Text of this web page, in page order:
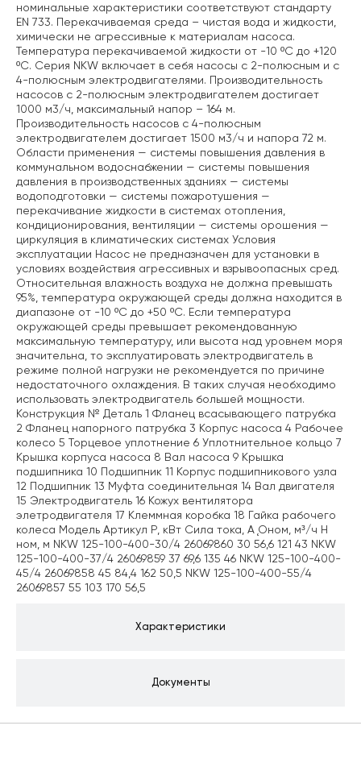
Характеристики
Документы
номинальные характеристики соответствуют стандарту
EN 733. Перекачиваемая среда – чистая вода и жидкости,
химически не агрессивные к материалам насоса.
Температура перекачиваемой жидкости от -10 ºС до +120
ºС. Серия NKW включает в себя насосы с 2-полюсным и с
4-полюсным электродвигателями. Производительность
насосов с 2-полюсным электродвигателем достигает
1000 м3/ч, максимальный напор – 164 м.
Производительность насосов с 4-полюсным
электродвигателем достигает 1500 м3/ч и напора 72 м.
Области применения — системы повышения давления в
коммунальном водоснабжении — системы повышения
давления в производственных зданиях — системы
водоподготовки — системы пожаротушения —
перекачивание жидкости в системах отопления,
кондиционирования, вентиляции — системы орошения —
циркуляция в климатических системах Условия
эксплуатации Насос не предназначен для установки в
условиях воздействия агрессивных и взрывоопасных сред.
Относительная влажность воздуха не должна превышать
95%, температура окружающей среды должна находится в
диапазоне от -10 ºС до +50 ºС. Если температура
окружающей среды превышает рекомендованную
максимальную температуру, или высота над уровнем моря
значительна, то эксплуатировать электродвигатель в
режиме полной нагрузки не рекомендуется по причине
недостаточного охлаждения. В таких случая необходимо
использовать электродвигатель большей мощности.
Конструкция № Деталь 1 Фланец всасывающего патрубка
2 Фланец напорного патрубка 3 Корпус насоса 4 Рабочее
колесо 5 Торцевое уплотнение 6 Уплотнительное кольцо 7
Крышка корпуса насоса 8 Вал насоса 9 Крышка
подшипника 10 Подшипник 11 Корпус подшипникового узла
12 Подшипник 13 Муфта соединительная 14 Вал двигателя
15 Электродвигатель 16 Кожух вентилятора
элетродвигателя 17 Клеммная коробка 18 Гайка рабочего
колеса Модель Артикул Р, кВт Сила тока, А Ǫном, м³/ч H
ном, м NKW 125-100-400-30/4 26069860 30 56,6 121 43 NKW
125-100-400-37/4 26069859 37 69,6 135 46 NKW 125-100-400-
45/4 26069858 45 84,4 162 50,5 NKW 125-100-400-55/4
26069857 55 103 170 56,5